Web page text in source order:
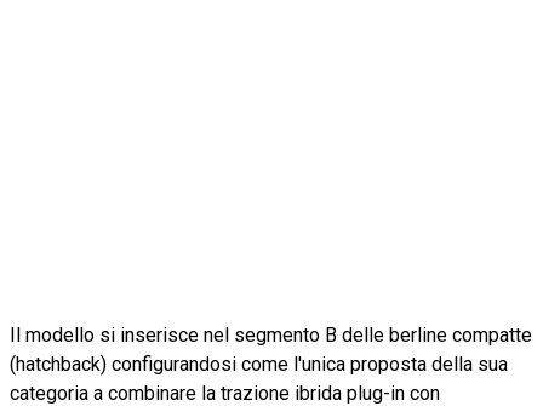
Il modello si inserisce nel segmento B delle berline compatte
(hatchback) configurandosi come l'unica proposta della sua
categoria a combinare la trazione ibrida plug-in con